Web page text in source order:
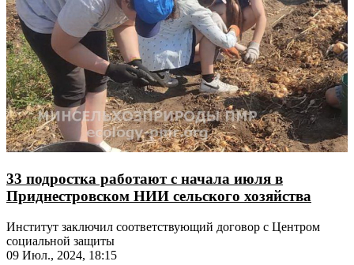
33 подростка работают с начала июля в
Приднестровском НИИ сельского хозяйства
Институт заключил соответствующий договор с Центром
социальной защиты
09 Июл., 2024, 18:15